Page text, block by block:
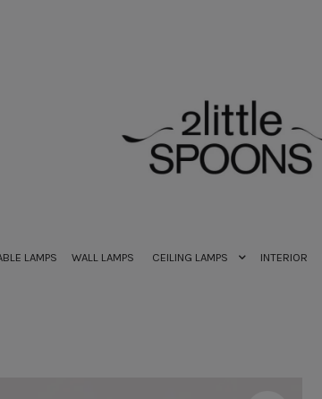
LAMPS WALL LAMPS CEILING LAMPS INTERIOR